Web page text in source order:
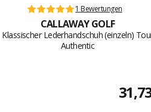
1 Bewertungen
CALLAWAY GOLF
Klassischer Lederhandschuh (einzeln)
Authentic